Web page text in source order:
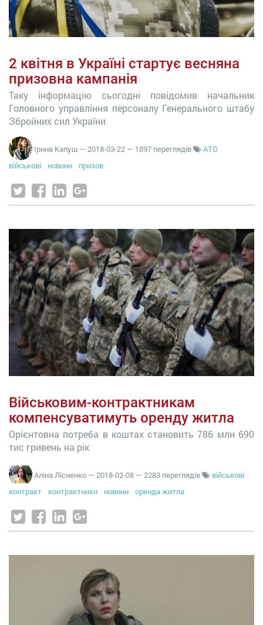
2 квітня в Україні стартує весняна
призовна кампанія
Таку інформацію сьогодні повідомив начальник
Головного управління персоналу Генерального штабу
Збройних сил України
Ірина Капуш — 2018-03-22 — 1897 переглядів
АТО
військові
новини призов
Військовим-контрактникам
компенсуватимуть оренду житла
Орієнтовна потреба в коштах становить 786 млн 690
тис гривень на рік
Аліна Лісненко — 2018-02-08 — 2283 переглядів
військові
контракт
контрактники новини оренда житла